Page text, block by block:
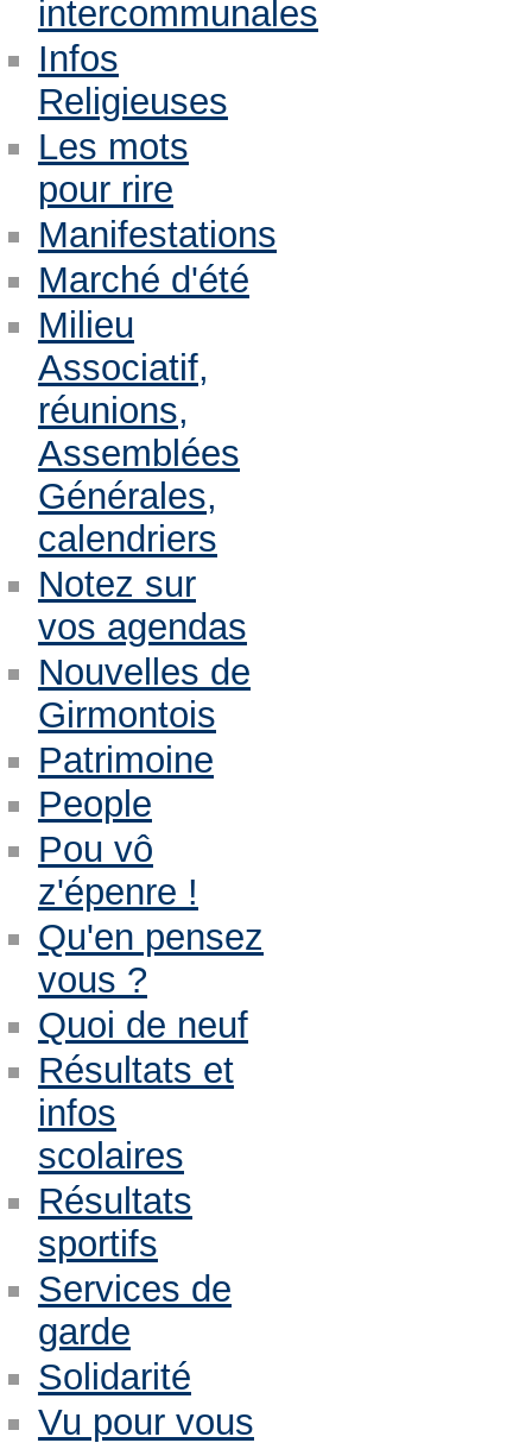
intercommunales
Infos
Religieuses
Les mots
pour rire
Manifestations
Marché d'été
Milieu
Associatif,
réunions,
Assemblées
Générales,
calendriers
Notez sur
vos agendas
Nouvelles de
Girmontois
Patrimoine
People
Pou vô
z'épenre !
Qu'en pensez
vous ?
Quoi de neuf
Résultats et
infos
scolaires
Résultats
sportifs
Services de
garde
Solidarité
Vu pour vous